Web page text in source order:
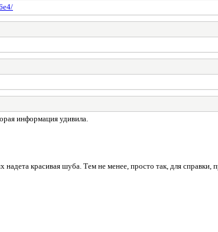
информация удивила.
красивая шуба. Тем не менее, просто так, для